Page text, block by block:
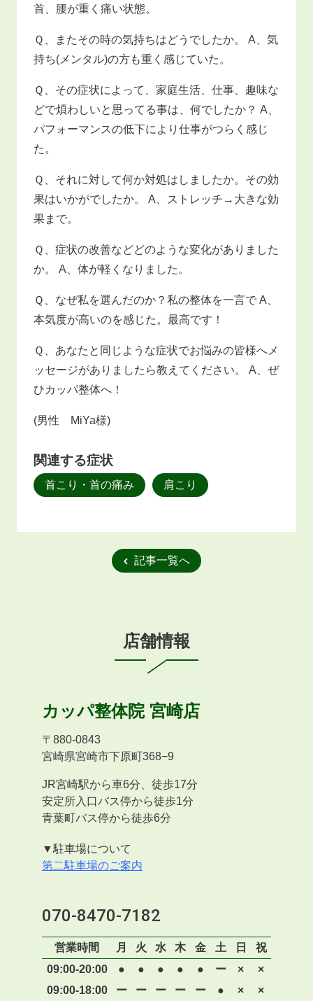
首、腰が重く痛い状態。
Ｑ、またその時の気持ちはどうでしたか。 A、気
持ち(メンタル)の方も重く感じていた。
Ｑ、その症状によって、家庭生活、仕事、趣味な
どで煩わしいと思ってる事は、何でしたか？ A、
パフォーマンスの低下により仕事がつらく感じ
た。
Ｑ、それに対して何か対処はしましたか。その効
果はいかがでしたか。 A、ストレッチ→大きな効
果まで。
Ｑ、症状の改善などどのような変化がありました
か。 A、体が軽くなりました。
Ｑ、なぜ私を選んだのか？私の整体を一言で A、
本気度が高いのを感じた。最高です！
Ｑ、あなたと同じような症状でお悩みの皆様へメ
ッセージがありましたら教えてください。 A、ぜ
ひカッパ整体へ！
(男性 MiYa様)
関連する症状
首こり・首の痛み 肩こり
記事一覧へ
店舗情報
カッパ整体院 宮崎店
〒 880-0843
宮崎県宮崎市下原町368−9
JR宮崎駅から車6分、徒歩17分
安定所入口バス停から徒歩1分
青葉町バス停から徒歩6分
▼駐車場について
第二駐車場のご案内
070-8470-7182
営業時間 月 火 水 木 金 土 日
祝
09:00-20:00
● ● ● ● ● ー ×
×
09:00-18:00
ー ー ー ー ー ● × ×